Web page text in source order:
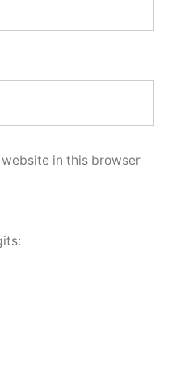
in this browser